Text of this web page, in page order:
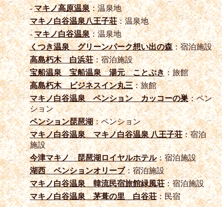
-マキノ高原温泉：温泉地
マキノ白谷温泉八王子荘：温泉地
-マキノ白谷温泉：温泉地
くつき温泉 グリーンパーク想い出の森：宿泊施設
高島朽木 白浜荘：宿泊施設
宝船温泉 宝船温泉 湯元 ことぶき：旅館
高島朽木 ビジネスイン丸三：旅館
マキノ白谷温泉 ペンション カッコーの巣：ペン
ション
ペンション琵琶湖：ペンション
マキノ白谷温泉 マキノ白谷温泉 八王子荘：宿泊
施設
今津マキノ 琵琶湖ロイヤルホテル：宿泊施設
湖西 ペンションオリーブ：宿泊施設
マキノ白谷温泉 韓流民宿旅館緑風荘：宿泊施設
マキノ白谷温泉 茅葺の里 白谷荘：民宿